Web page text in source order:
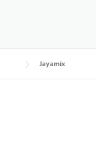
Jayamix